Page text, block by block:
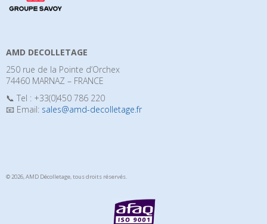
AMD DECOLLETAGE
250 rue de la Pointe d’Orchex
74460 MARNAZ – FRANCE
📞 Tel : +33(0)450 786 220
📧 Email: sales@amd-decolletage.fr
© 2026, AMD Décolletage,tous droits réservés.